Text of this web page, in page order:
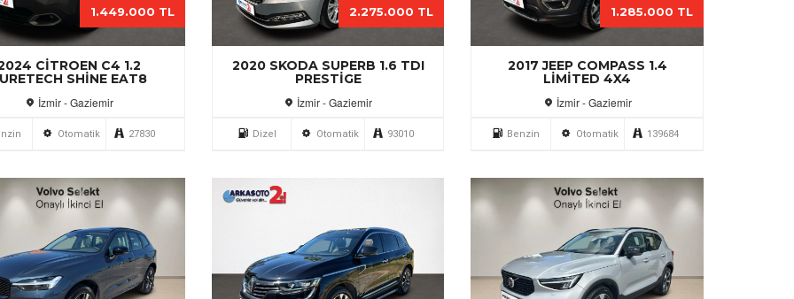
CITROEN C4 1.2
SHINE EAT8
İzmir - Gaziemir
1.449.000 TL
Otomatik 27830
2020 SKODA SUPERB 1.6 TDI
PRESTIGE
İzmir - Gaziemir
2.275.000 TL
Dizel Otomatik 93010
2017 JEEP COMPASS 1.4
LIMITED 4X4
İzmir - Gaziemir
1.285.000 TL
Benzin Otomatik 139684